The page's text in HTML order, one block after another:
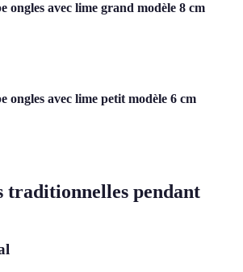
avec lime grand modèle 8 cm
avec lime petit modèle 6 cm
traditionnelles pendant